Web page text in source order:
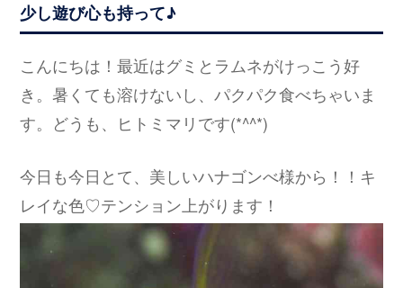
少し遊び心も持って♪
こんにちは！最近はグミとラムネがけっこう好
き。暑くても溶けないし、パクパク食べちゃいま
す。どうも、ヒトミマリです(*^^*)
今日も今日とて、美しいハナゴンべ様から！！キ
レイな色♡テンション上がります！